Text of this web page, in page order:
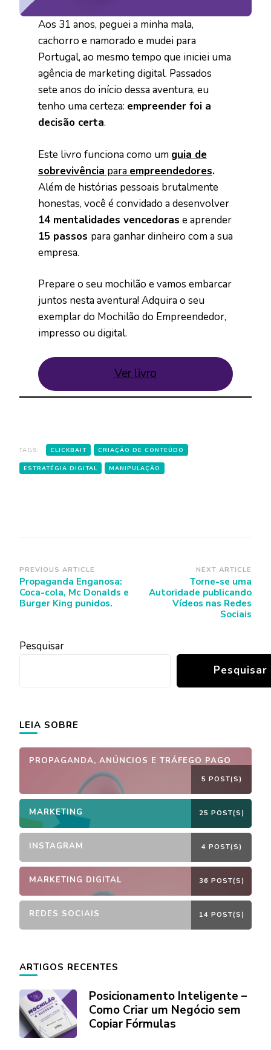
Aos 31 anos, peguei a minha mala,
cachorro e namorado e mudei para
Portugal, ao mesmo tempo que iniciei uma
agência de marketing digital. Passados
sete anos do início dessa aventura, eu
tenho uma certeza: empreender foi a
decisão certa.
Este livro funciona como um guia de
sobrevivência para empreendedores.
Além de histórias pessoais brutalmente
honestas, você é convidado a desenvolver
14 mentalidades vencedoras e aprender
15 passos para ganhar dinheiro com a sua
empresa.
Prepare o seu mochilão e vamos embarcar
juntos nesta aventura! Adquira o seu
exemplar do Mochilão do Empreendedor,
impresso ou digital.
Ver livro
TAGS: CLICKBAIT CRIAÇÃO DE CONTEÚDO
ESTRATÉGIA DIGITAL MANIPULAÇÃO
Post
Navigation
PREVIOUS ARTICLE
Propaganda Enganosa:
Coca-cola, Mc Donalds e
Burger King punidos.
NEXT ARTICLE
Torne-se uma
Autoridade publicando
Vídeos nas Redes
Sociais
Pesquisar
Pesquisar
LEIA SOBRE
PROPAGANDA, ANÚNCIOS E TRÁFEGO PAGO
5 POST(S)
MARKETING 25 POST(S)
INSTAGRAM 4 POST(S)
MARKETING DIGITAL 36 POST(S)
REDES SOCIAIS 14 POST(S)
ARTIGOS RECENTES
Posicionamento Inteligente –
Como Criar um Negócio sem
Copiar Fórmulas